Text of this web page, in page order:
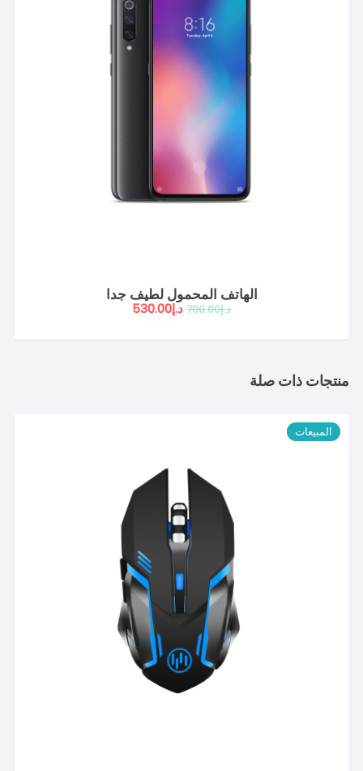
الهاتف المحمول لطيف جدا
د.إ700.00 السعر
الأصلي
د.إ530.00السعر
منتجات ذات صلة
المبيعات